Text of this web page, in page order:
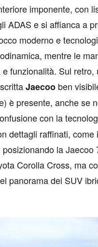
imponente, con
ADAS e si affianca a
moderno e
mentre le
funzionalità. Sul
Jaecoo ben
è presente, anche se
con la
dettagli raffinati,
la
Corolla Cross, ma
panorama dei SUV